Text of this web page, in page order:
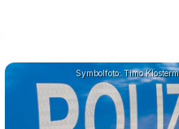
Symbolfoto: Timo